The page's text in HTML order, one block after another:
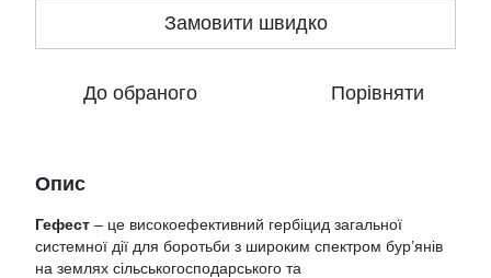
Замовити швидко
До обраного Порівняти
Опис
Гефест – це високоефективний гербіцид загальної
системної дії для боротьби з широким спектром бур’янів
на землях сільськогосподарського та